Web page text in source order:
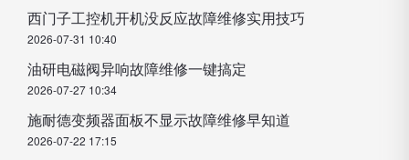
西门子工控机开机没反应故障维修实用技巧
2026-07-31 10:40
油研电磁阀异响故障维修一键搞定
2026-07-27 10:34
施耐德变频器面板不显示故障维修早知道
2026-07-22 17:15